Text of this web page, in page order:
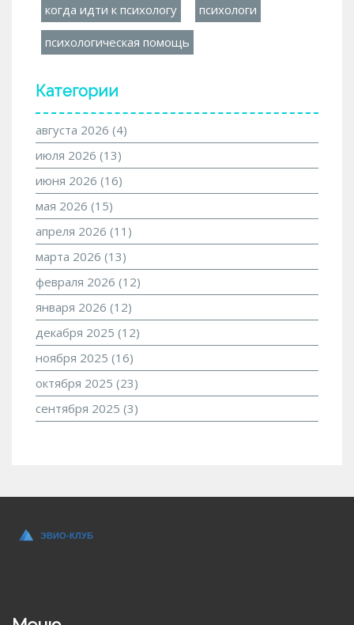
когда идти к психологу психологи
психологическая помощь
Категории
августа 2026 (4)
июля 2026 (13)
июня 2026 (16)
мая 2026 (15)
апреля 2026 (11)
марта 2026 (13)
февраля 2026 (12)
января 2026 (12)
декабря 2025 (12)
ноября 2025 (16)
октября 2025 (23)
сентября 2025 (3)